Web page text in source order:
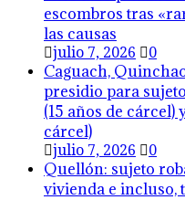
escombros tras
las causas
julio 7, 2026 0
Caguach,
presidio para
(15 años de cárcel)
cárcel)
julio 7, 2026 0
Quellón: sujeto
vivienda e incluso,